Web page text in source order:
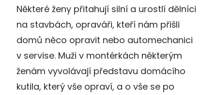
Některé ženy přitahují silní a urostlí dělníci
na stavbách, opraváři, kteří nám přišli
domů něco opravit nebo automechanici
v servise. Muži v montérkách některým
ženám vyvolávají představu domácího
kutila, který vše opraví, a o vše se po